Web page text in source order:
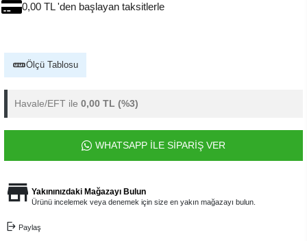
0,00 TL 'den başlayan taksitlerle
Ölçü Tablosu
Havale/EFT ile 0,00 TL (%3)
WHATSAPP İLE SİPARİŞ VER
Yakınınızdaki Mağazayı Bulun
Ürünü incelemek veya denemek için size en yakın mağazayı bulun.
Paylaş